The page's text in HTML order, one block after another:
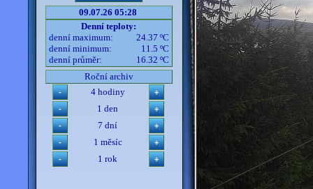
09.07.26 05:28
Denní teploty:
denní maximum:
24.37 ºC
denní minimum:
11.5 ºC
denní průměr:
16.32 ºC
Roční archiv
4 hodiny
1 den
7 dní
1 měsíc
1 rok